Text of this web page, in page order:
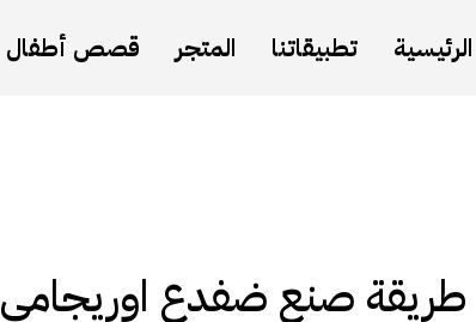
الرئيسية تطبيقاتنا المتجر قصص أطفال
طريقة صنع ضفدع اوريجامي